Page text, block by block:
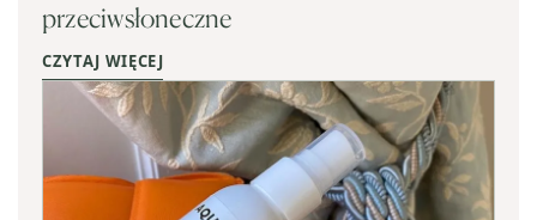
przeciwsłoneczne
CZYTAJ WIĘCEJ